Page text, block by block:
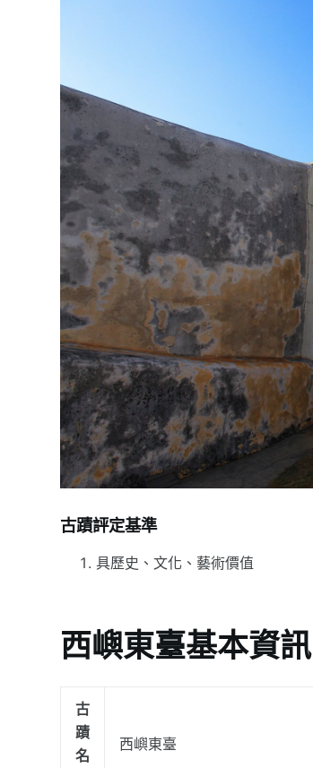
古蹟評定基準
具歷史、文化、藝術價值
西嶼東臺基本資訊
古
蹟
名
西嶼東臺